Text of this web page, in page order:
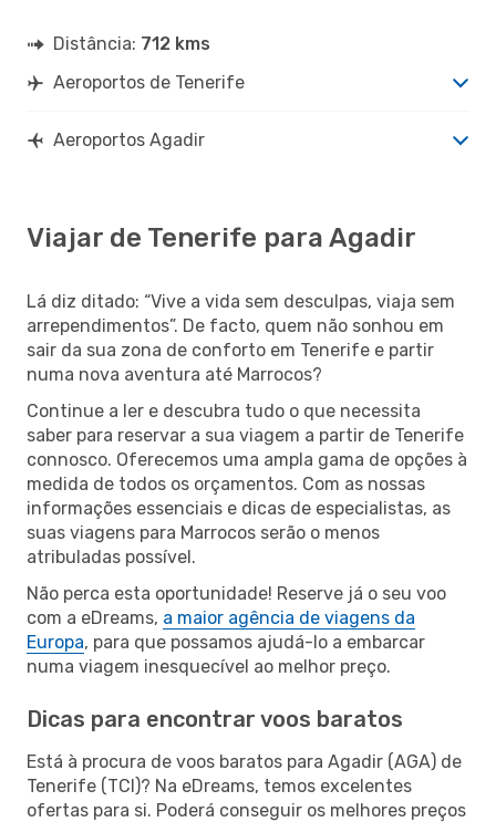
Distância: 712 kms
Aeroportos de Tenerife
Aeroportos Agadir
Viajar de Tenerife para Agadir
Lá diz ditado: “Vive a vida sem desculpas, viaja sem
arrependimentos”. De facto, quem não sonhou em
sair da sua zona de conforto em Tenerife e partir
numa nova aventura até Marrocos?
Continue a ler e descubra tudo o que necessita
saber para reservar a sua viagem a partir de Tenerife
connosco. Oferecemos uma ampla gama de opções à
medida de todos os orçamentos. Com as nossas
informações essenciais e dicas de especialistas, as
suas viagens para Marrocos serão o menos
atribuladas possível.
Não perca esta oportunidade! Reserve já o seu voo
com a eDreams, a maior agência de viagens da
Europa, para que possamos ajudá-lo a embarcar
numa viagem inesquecível ao melhor preço.
Dicas para encontrar voos baratos
Está à procura de voos baratos para Agadir (AGA) de
Tenerife (TCI)? Na eDreams, temos excelentes
ofertas para si. Poderá conseguir os melhores preços